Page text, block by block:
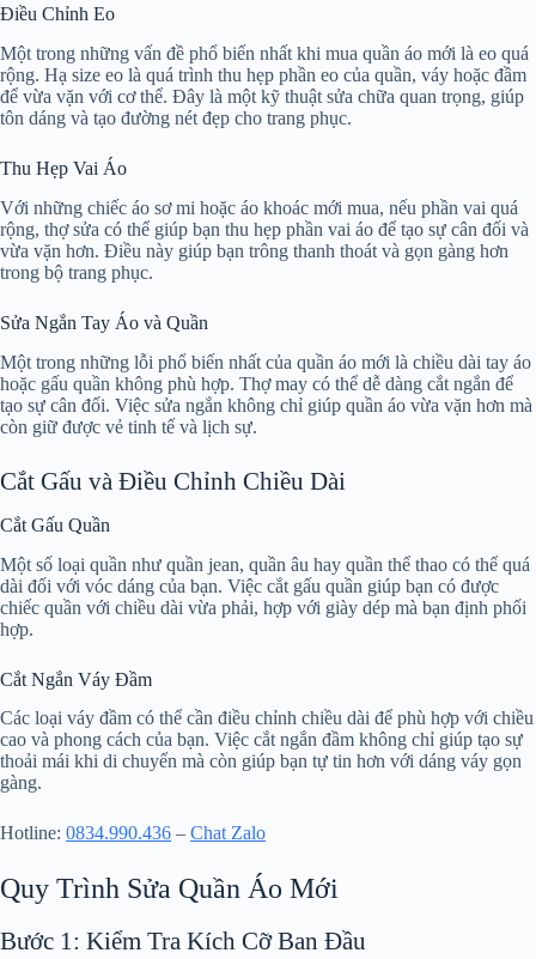
Điều Chỉnh Eo
Một trong những vấn đề phổ biến nhất khi mua quần áo mới là eo quá
rộng. Hạ size eo là quá trình thu hẹp phần eo của quần, váy hoặc đầm
để vừa vặn với cơ thể. Đây là một kỹ thuật sửa chữa quan trọng, giúp
tôn dáng và tạo đường nét đẹp cho trang phục.
Thu Hẹp Vai Áo
Với những chiếc áo sơ mi hoặc áo khoác mới mua, nếu phần vai quá
rộng, thợ sửa có thể giúp bạn thu hẹp phần vai áo để tạo sự cân đối và
vừa vặn hơn. Điều này giúp bạn trông thanh thoát và gọn gàng hơn
trong bộ trang phục.
Sửa Ngắn Tay Áo và Quần
Một trong những lỗi phổ biến nhất của quần áo mới là chiều dài tay áo
hoặc gấu quần không phù hợp. Thợ may có thể dễ dàng cắt ngắn để
tạo sự cân đối. Việc sửa ngắn không chỉ giúp quần áo vừa vặn hơn mà
còn giữ được vẻ tinh tế và lịch sự.
Cắt Gấu và Điều Chỉnh Chiều Dài
Cắt Gấu Quần
Một số loại quần như quần jean, quần âu hay quần thể thao có thể quá
dài đối với vóc dáng của bạn. Việc cắt gấu quần giúp bạn có được
chiếc quần với chiều dài vừa phải, hợp với giày dép mà bạn định phối
hợp.
Cắt Ngắn Váy Đầm
Các loại váy đầm có thể cần điều chỉnh chiều dài để phù hợp với chiều
cao và phong cách của bạn. Việc cắt ngắn đầm không chỉ giúp tạo sự
thoải mái khi di chuyển mà còn giúp bạn tự tin hơn với dáng váy gọn
gàng.
Hotline: 0834.990.436 – Chat Zalo
Quy Trình Sửa Quần Áo Mới
Bước 1: Kiểm Tra Kích Cỡ Ban Đầu